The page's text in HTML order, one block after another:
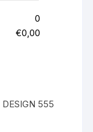
0
€0,00
DESIGN 555